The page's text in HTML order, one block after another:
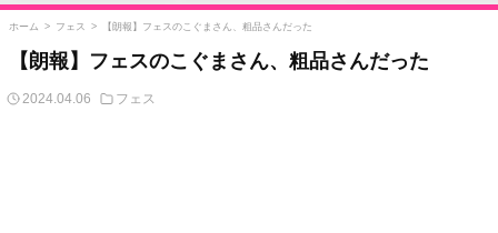
たと言われてしまう
行
ホーム > フェス > 【朗報】フェスのこぐまさん、粗品さんだった
【朗報】フェスのこぐまさん、粗品さんだった
2024.04.06 フェス